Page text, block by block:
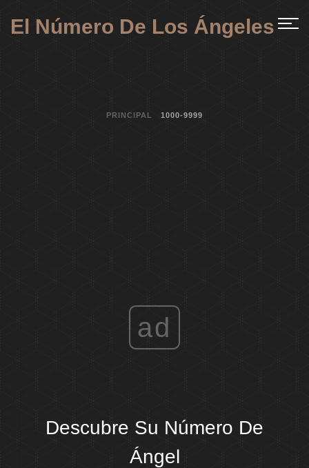
El Número De Los Ángeles
PRINCIPAL 1000-9999
ad
Descubre Su Número De
Ángel